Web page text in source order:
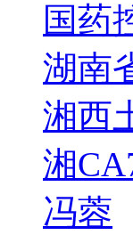
国药
湖南
湘西
湘
冯蓉